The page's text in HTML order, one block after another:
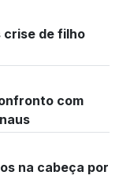
crise de filho
com
na cabeça por